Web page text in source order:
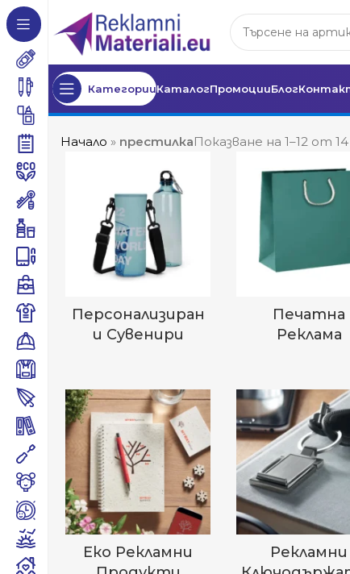
КатегорииКаталогПромоцииБлог
Начало » престилкаПоказване на 1–12 от
Персонализиран
И Сувенири
Печатна
Реклама
Еко Рекламни
Рекламни